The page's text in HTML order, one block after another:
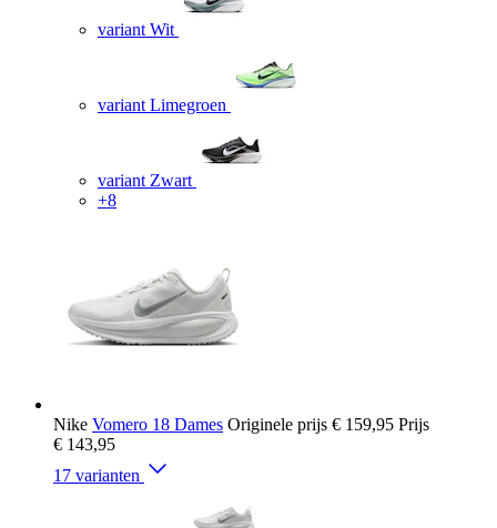
variant Wit
variant Limegroen
variant Zwart
+8
Nike Vomero 18 Dames Originele prijs € 159,95 Prijs
€ 143,95
17 varianten